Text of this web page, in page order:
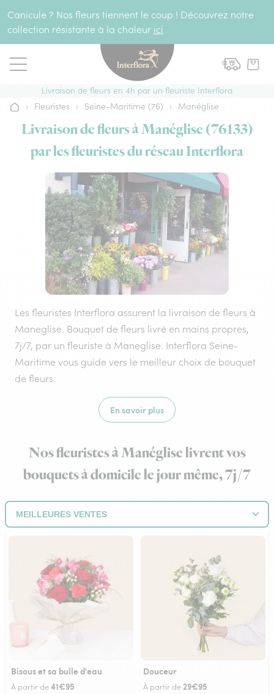
Canicule ? Nos fleurs tiennent le coup ! Découvrez notre
collection résistante à la chaleur ici
Livraison de fleurs en 4h par un fleuriste Interflora
Accueil
› Fleuristes › Seine-Maritime (76) › Manéglise
Livraison de fleurs à Manéglise (76133)
par les fleuristes du réseau Interflora
Les fleuristes Interflora assurent la livraison de fleurs à
Maneglise. Bouquet de fleurs livré en mains propres,
7j/7, par un fleuriste à Maneglise. Interflora Seine-
Maritime vous guide vers le meilleur choix de bouquet
de fleurs.
En savoir plus
Nos fleuristes à Manéglise livrent vos
bouquets à domicile le jour même, 7j/7
Bisous et sa bulle d'eau
À partir de41€95
Douceur
À partir de29€95